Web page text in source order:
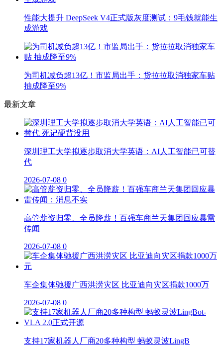
性能大提升 DeepSeek V4正式版灰度测试：9毛钱就能生
成游戏
为司机减负超13亿！市监局出手：货拉拉取消独家车贴
抽成降至9%
最新文章
深圳理工大学拟逐步取消大学英语：AI人工智能已可替
代
2026-07-08 0
高管薪资归零、全员降薪！百强车商兰天集团回应暴雷
传闻
2026-07-08 0
车企集体驰援广西洪涝灾区 比亚迪向灾区捐款1000万
2026-07-08 0
支持17家机器人厂商20多种构型 蚂蚁灵波LingB